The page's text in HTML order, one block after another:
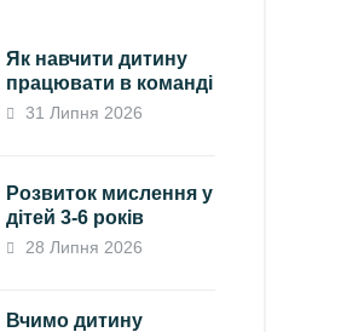
Як навчити дитину
працювати в команді
31 Липня 2026
Розвиток мислення у
дітей 3-6 років
28 Липня 2026
Вчимо дитину